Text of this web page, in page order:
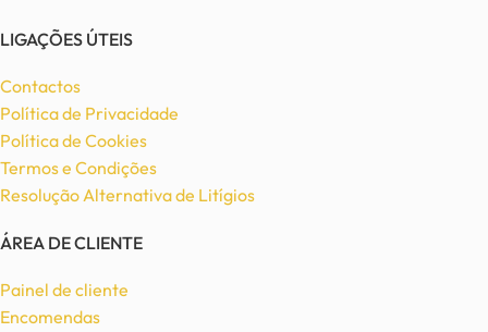
LIGAÇÕES ÚTEIS
Contactos
Política de Privacidade
Política de Cookies
Termos e Condições
Resolução Alternativa de Litígios
ÁREA DE CLIENTE
Painel de cliente
Encomendas